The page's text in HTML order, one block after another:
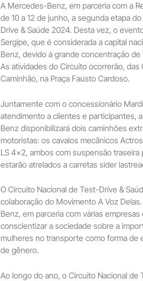
A Mercedes-Benz, em parceria com a
de 10 a 12 de junho, a segunda etapa
Drive & Saúde 2024. Desta vez, o
Sergipe, que é considerada a capital
Benz, devido à grande concentração
As atividades do Circuito ocorrerão, das
Caminhão, na Praça Fausto Cardoso.
Juntamente com o concessionário
atendimento a clientes e participantes,
Benz disponibilizará dois caminhões
motoristas: os cavalos mecânicos
LS 4×2, ambos com suspensão traseira
estarão atrelados a carretas sider
O Circuito Nacional de Test-Drive &
colaboração do Movimento A Voz
Benz, em parceria com várias
conscientizar a sociedade sobre a
mulheres no transporte como forma de
de gênero.
Ao longo do ano, o Circuito Nacional de